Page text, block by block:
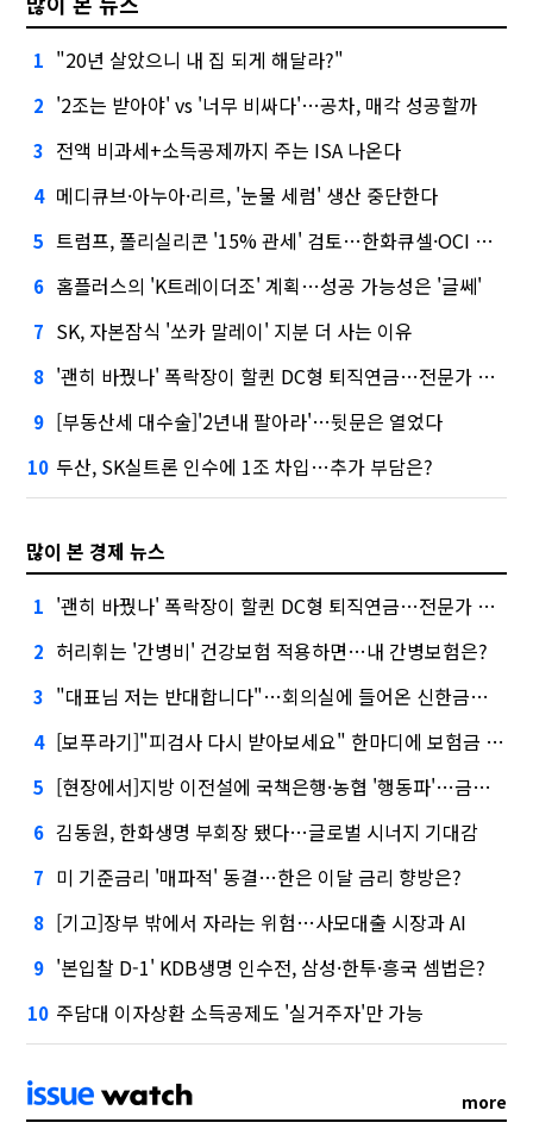
1 "20년 살았으니 내 집 되게 해달라?"
2 '2조는 받아야' vs '너무 비싸다'…공차, 매각 성공할까
3 전액 비과세+소득공제까지 주는 ISA 나온다
4 메디큐브·아누아·리르, '눈물 세럼' 생산 중단한다
5 트럼프, 폴리실리콘 '15% 관세' 검토…한화큐셀·OCI 영향은?
6 홈플러스의 'K트레이더조' 계획…성공 가능성은 '글쎄'
7 SK, 자본잠식 '쏘카 말레이' 지분 더 사는 이유
8 '괜히 바꿨나' 폭락장이 할퀸 DC형 퇴직연금…전문가 조언은
9 [부동산세 대수술]'2년내 팔아라'…뒷문은 열었다
10 두산, SK실트론 인수에 1조 차입…추가 부담은?
많이 본 경제 뉴스
1 '괜히 바꿨나' 폭락장이 할퀸 DC형 퇴직연금…전문가 조언은
2 허리휘는 '간병비' 건강보험 적용하면…내 간병보험은?
3 "대표님 저는 반대합니다"…회의실에 들어온 신한금융 AI
4 [보푸라기]"피검사 다시 받아보세요" 한마디에 보험금 못 받을 뻔?
5 [현장에서]지방 이전설에 국책은행·농협 '행동파'…금감원 '신중모드'
6 김동원, 한화생명 부회장 됐다…글로벌 시너지 기대감
7 미 기준금리 '매파적' 동결…한은 이달 금리 향방은?
8 [기고]장부 밖에서 자라는 위험…사모대출 시장과 AI
9 '본입찰 D-1' KDB생명 인수전, 삼성·한투·흥국 셈법은?
10 주담대 이자상환 소득공제도 '실거주자'만 가능
more